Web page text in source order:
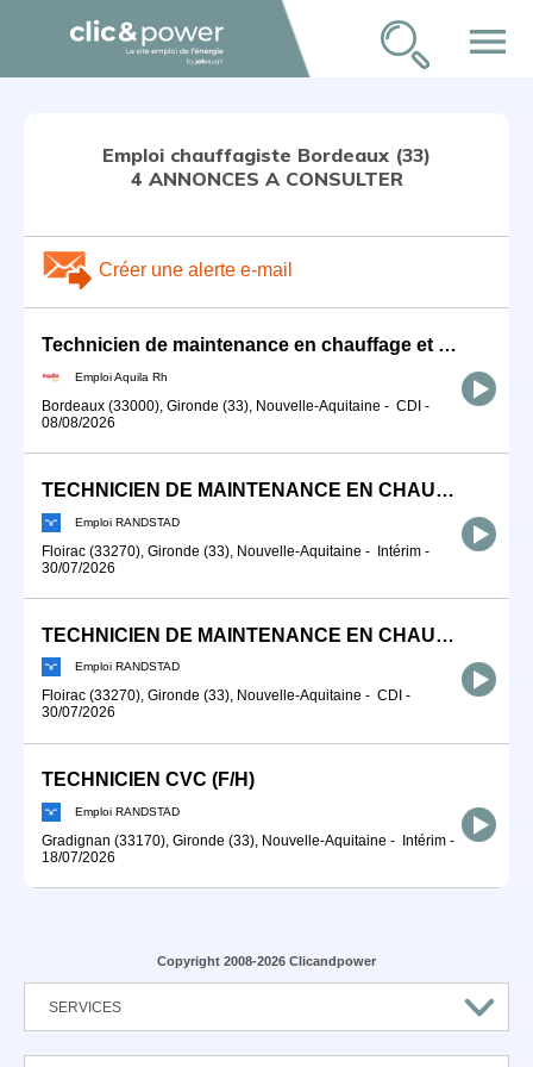
menu
Emploi chauffagiste Bordeaux (33)
4 ANNONCES A CONSULTER
Créer une alerte e-mail
Technicien de maintenance en chauffage et climatisation H/F
Emploi Aquila Rh
Bordeaux (33000), Gironde (33), Nouvelle-Aquitaine - CDI -
08/08/2026
TECHNICIEN DE MAINTENANCE EN CHAUFFAGE (F/H)
Emploi RANDSTAD
Floirac (33270), Gironde (33), Nouvelle-Aquitaine - Intérim -
30/07/2026
TECHNICIEN DE MAINTENANCE EN CHAUFFAGE (F/H)
Emploi RANDSTAD
Floirac (33270), Gironde (33), Nouvelle-Aquitaine - CDI -
30/07/2026
TECHNICIEN CVC (F/H)
Emploi RANDSTAD
Gradignan (33170), Gironde (33), Nouvelle-Aquitaine - Intérim -
18/07/2026
Copyright 2008-2026 Clicandpower
SERVICES